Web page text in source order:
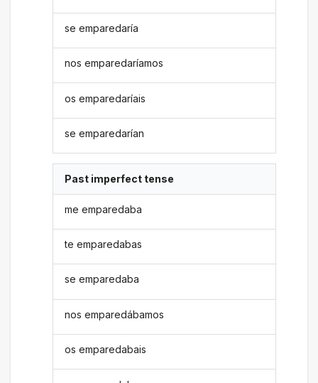
se emparedaría
nos emparedaríamos
os emparedaríais
se emparedarían
Past imperfect tense
me emparedaba
te emparedabas
se emparedaba
nos emparedábamos
os emparedabais